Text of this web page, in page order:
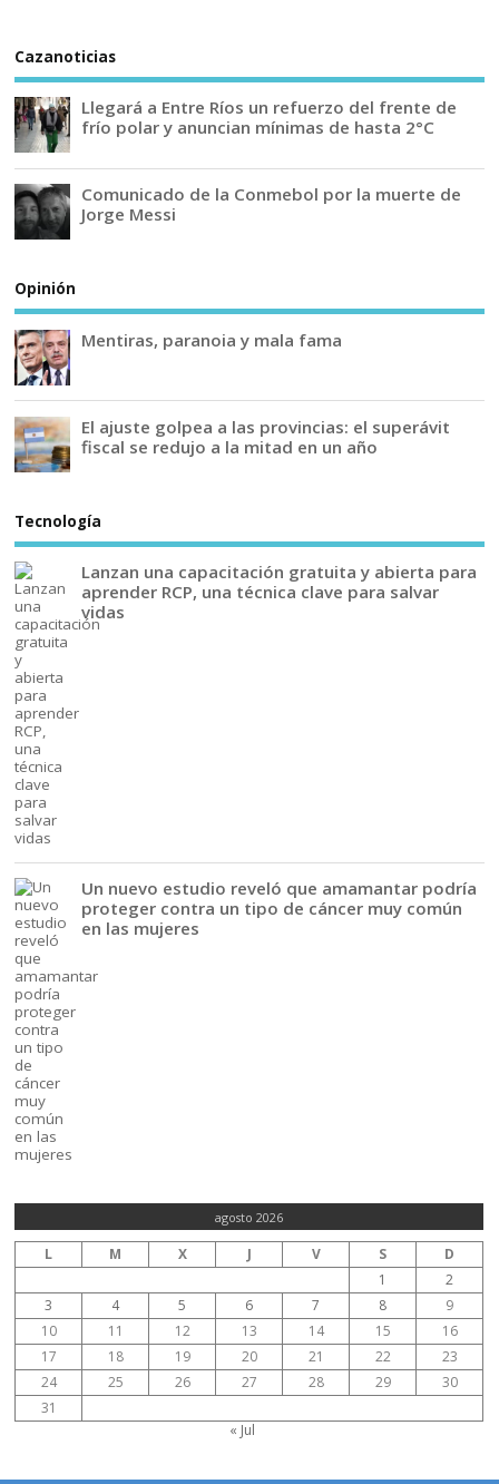
Cazanoticias
Llegará a Entre Ríos un refuerzo del frente de
frío polar y anuncian mínimas de hasta 2°C
Comunicado de la Conmebol por la muerte de
Jorge Messi
Opinión
Mentiras, paranoia y mala fama
El ajuste golpea a las provincias: el superávit
fiscal se redujo a la mitad en un año
Tecnología
Lanzan una capacitación gratuita y abierta para
aprender RCP, una técnica clave para salvar
vidas
Un nuevo estudio reveló que amamantar podría
proteger contra un tipo de cáncer muy común
en las mujeres
agosto 2026
L M X J V S
D
1
2
3
4 5 6 7 8
9
10
11 12 13 14 15
16
17
18 19 20 21 22
23
24
25 26 27 28 29
30
31
« Jul